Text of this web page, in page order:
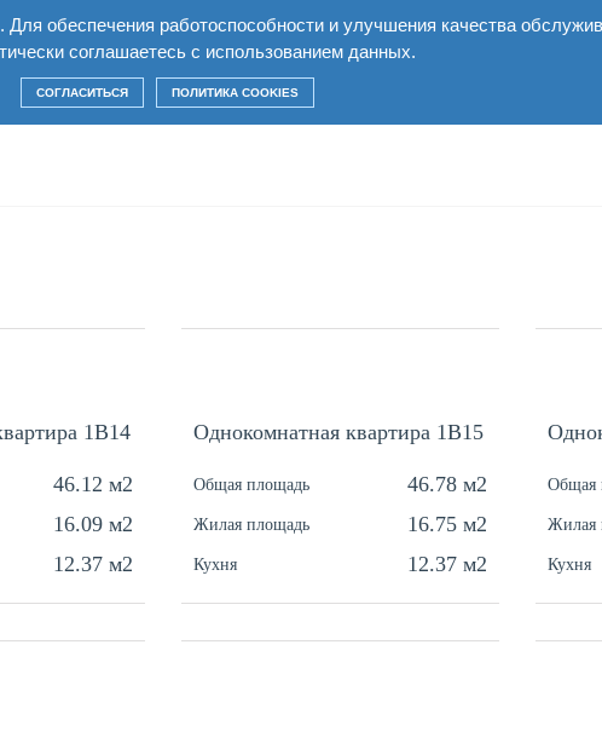
обеспечения работоспособности и улучшения качества
соглашаетесь с использованием данных.
СОГЛАСИТЬСЯ ПОЛИТИКА COOKIES
Условия Строительство
1В14
46.12 м2
16.09 м2
12.37 м2
Однокомнатная квартира 1В15
Общая площадь 46.78 м2
Жилая площадь 16.75 м2
Кухня 12.37 м2
Общая
Жилая
Кухня